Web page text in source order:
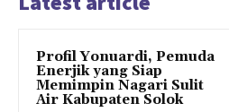
Profil Yonuardi, Pemuda
Enerjik yang Siap
Memimpin Nagari Sulit
Air Kabupaten Solok